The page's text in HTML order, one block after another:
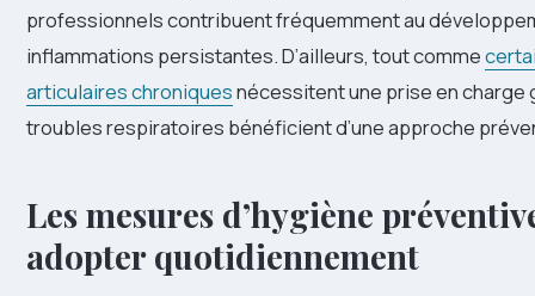
professionnels contribuent fréquemment au
inflammations persistantes. D’ailleurs, tout comme
articulaires chroniquesnécessitent une prise en charge
troubles respiratoires bénéficient d’une approche
Les mesures d’hygiène
adopter quotidiennement